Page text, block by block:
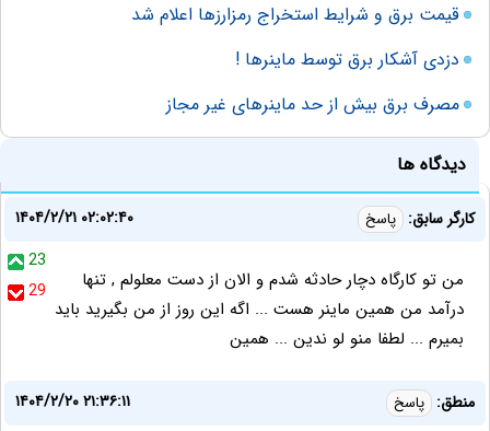
قیمت برق و شرایط استخراج رمزارزها اعلام شد
دزدی آشکار برق توسط ماینرها !
مصرف برق بیش از حد ماینرهای غیر مجاز
دیدگاه ها
کارگر سابق: پاسخ
۱۴۰۴/۲/۲۱ ۰۲:۰۲:۴۰
23
29
من تو کارگاه دچار حادثه شدم و الان از دست معلولم , تنها
درآمد من همین ماینر هست ... اگه این روز از من بگیرید باید
بمیرم ... لطفا منو لو ندین ... همین
منطق: پاسخ
۱۴۰۴/۲/۲۰ ۲۱:۳۶:۱۱